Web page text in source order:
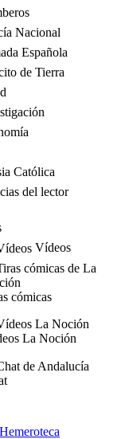
Nacional
Española
de Tierra
Católica
del lector
Vídeos
cómicas
La Noción